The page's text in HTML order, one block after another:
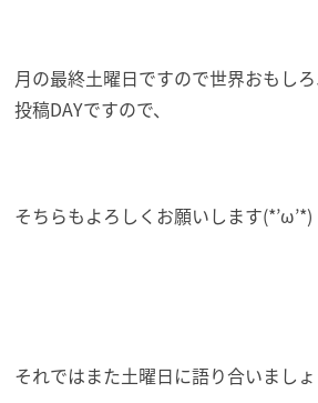
月の最終土曜日ですので世界おもし
投稿DAYですので、
そちらもよろしくお願いします(*’ω’*)
それではまた土曜日に語り合いまし